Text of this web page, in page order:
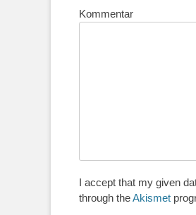
Kommentar
I accept that my given
through theAkismet